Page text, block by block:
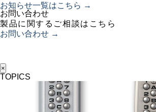
お知らせ一覧はこちら →
お問い合わせ
製品に関するご相談はこちら
お問い合わせ →
×
TOPICS